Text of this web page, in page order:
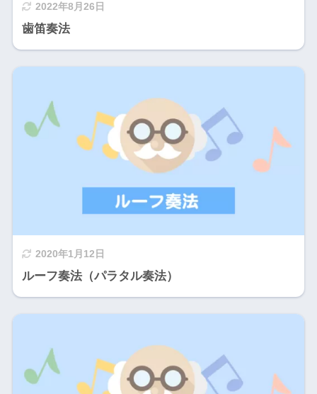
2022年8月26日
歯笛奏法
2020年1月12日
ルーフ奏法（パラタル奏法）